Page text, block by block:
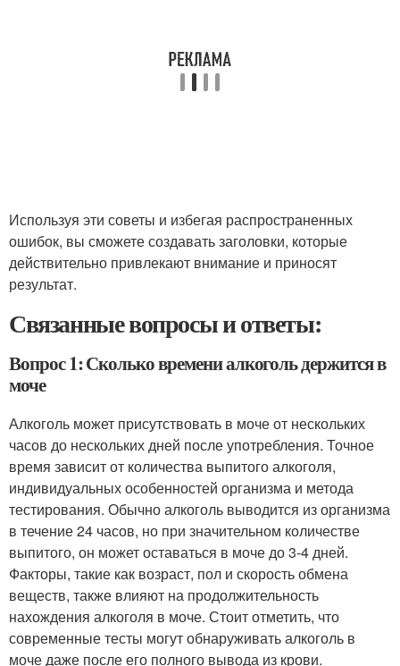
Используя эти советы и избегая распространенных
ошибок, вы сможете создавать заголовки, которые
действительно привлекают внимание и приносят
результат.
Связанные вопросы и ответы:
Вопрос 1: Сколько времени алкоголь держится в
моче
Алкоголь может присутствовать в моче от нескольких
часов до нескольких дней после употребления. Точное
время зависит от количества выпитого алкоголя,
индивидуальных особенностей организма и метода
тестирования. Обычно алкоголь выводится из организма
в течение 24 часов, но при значительном количестве
выпитого, он может оставаться в моче до 3-4 дней.
Факторы, такие как возраст, пол и скорость обмена
веществ, также влияют на продолжительность
нахождения алкоголя в моче. Стоит отметить, что
современные тесты могут обнаруживать алкоголь в
моче даже после его полного вывода из крови.